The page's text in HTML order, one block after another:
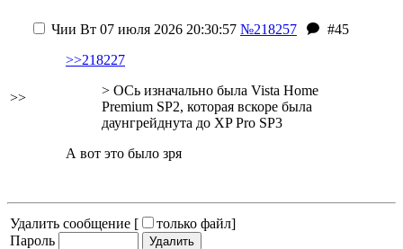
>>
Чии Вт 07 июля 2026 20:30:57 №218257
#45
>>218227
> ОСь изначально была Vista Home
Premium SP2, которая вскоре была
даунгрейднута до XP Pro SP3
А вот это было зря
Удалить сообщение [ только файл]
Пароль